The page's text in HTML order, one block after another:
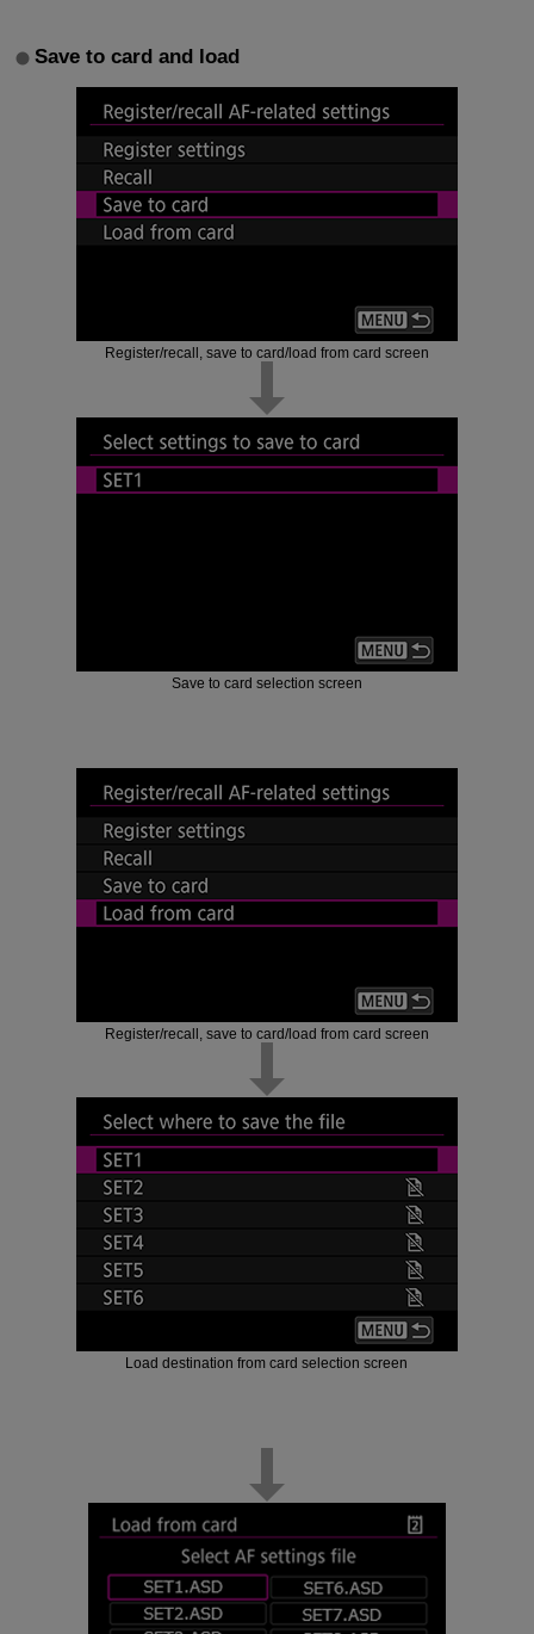
Save to card and load
Register/recall, save to card/load from card screen
Save to card selection screen
Register/recall, save to card/load from card screen
Load destination from card selection screen